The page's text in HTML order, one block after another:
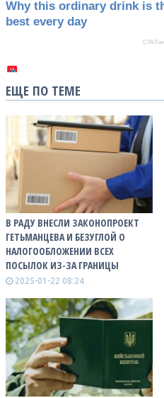
ЕЩЕ ПО ТЕМЕ
В РАДУ ВНЕСЛИ ЗАКОНОПРОЕКТ
ГЕТЬМАНЦЕВА И БЕЗУГЛОЙ О
НАЛОГООБЛОЖЕНИИ ВСЕХ
ПОСЫЛОК ИЗ-ЗА ГРАНИЦЫ
2025-01-22 08:24